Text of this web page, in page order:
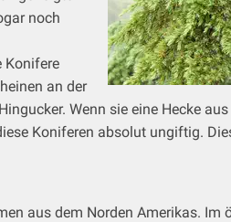
noch
Konifere
an der
Wenn sie eine Hecke
Koniferen absolut ungiftig.
aus dem Norden Amerikas. Im